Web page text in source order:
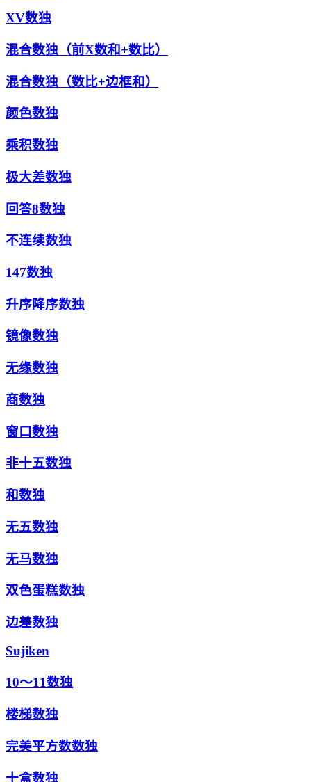
XV数独
混合数独（前X数和+数比）
混合数独（数比+边框和）
颜色数独
乘积数独
极大差数独
回答8数独
不连续数独
147数独
升序降序数独
镜像数独
无缘数独
商数独
窗口数独
非十五数独
和数独
无五数独
无马数独
双色蛋糕数独
边差数独
Sujiken
10～11数独
楼梯数独
完美平方数数独
十盒数独